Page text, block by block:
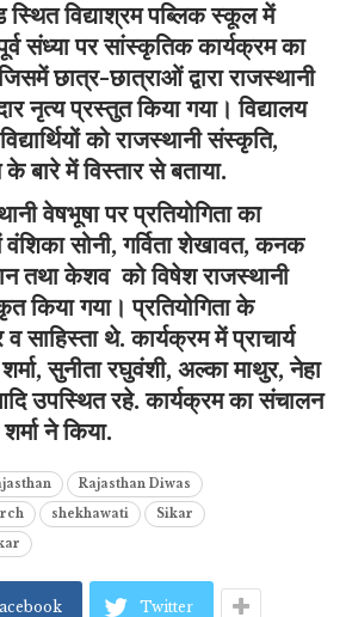
स्थित विद्याश्रम पब्लिक स्कूल में
संध्या पर सांस्कृतिक कार्यक्रम का
छात्र-छात्राओं द्वारा राजस्थानी
नृत्य प्रस्तुत किया गया। विद्यालय
को राजस्थानी संस्कृति,
बारे में विस्तार से बताया.
वेषभूषा पर प्रतियोगिता का
सोनी, गर्विता शेखावत, कनक
तथा केशव को विषेश राजस्थानी
किया गया। प्रतियोगिता के
साहिस्ता थे. कार्यक्रम में प्राचार्य
सुनीता रघुवंशी, अल्का माथुर, नेहा
उपस्थित रहे. कार्यक्रम का संचालन
ने किया.
Rajasthan Diwas
shekhawati
Sikar
Twitter